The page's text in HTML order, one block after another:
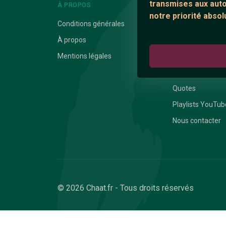
transmises aux
notre priorité
À PROPOS
Conditions générales
À propos
Mentions légales
LIENS UTILES
Quotes
Playlists
Nous contacter
© 2026 Chaat.fr - Tous droits réservés